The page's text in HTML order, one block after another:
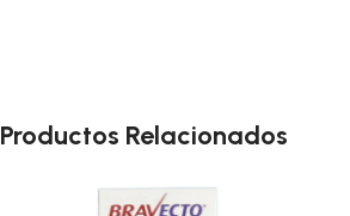
Productos Relacionados